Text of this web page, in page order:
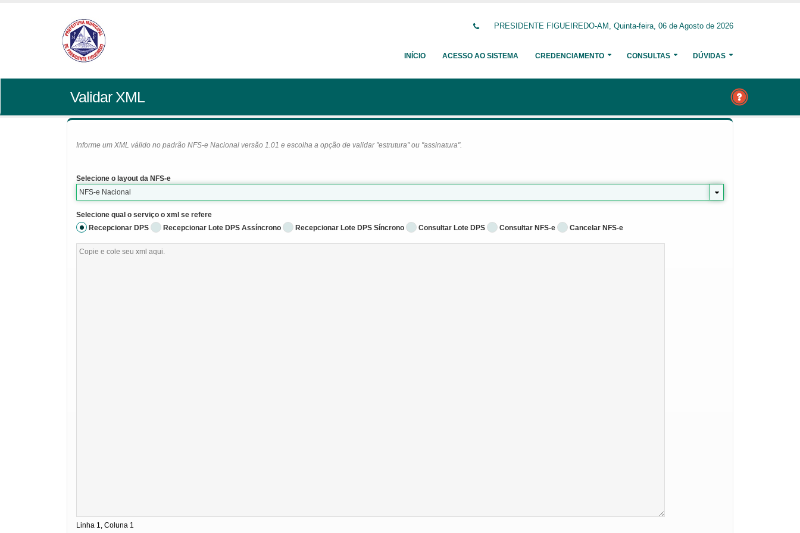
PRESIDENTE FIGUEIREDO-AM, Quinta-feira, 06 de Agosto de 2026
INÍCIO ACESSO AO SISTEMA CREDENCIAMENTO CONSULTAS DÚVIDAS
Validar XML
Informe um XML válido no padrão NFS-e Nacional versão 1.01 e escolha a opção de validar "estrutura" ou "assinatura".
Selecione o layout da NFS-e
NFS-e Nacional
Selecione qual o serviço o xml se refere
Recepcionar DPS
Recepcionar Lote DPS Assíncrono Recepcionar Lote DPS Síncrono Consultar Lote DPS Consultar NFS-e Cancelar NFS-e
Linha 1, Coluna 1